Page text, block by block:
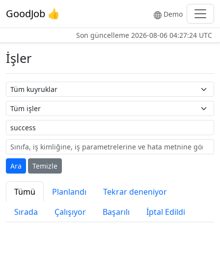
GoodJob 👍 Demo
Son güncelleme 2026-08-06 04:27:24 UTC
İşler
Kuyruk adı
İş adı
Etiket
Ara
Temizle
Tümü Planlandı
Tekrar deneniyor
Sırada
Çalışıyor Başarılı İptal Edildi